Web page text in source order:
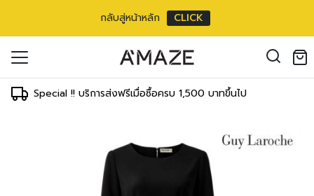
กลับสู่หน้าหลัก CLICK
Special !! บริการส่งฟรีเมื่อซื้อครบ 1,500 บาทขึ้นไป
in the cart.
address*
ณเพื่อรองรับประสบการณ์การใช้งาน
รวมถึงจุดประสงค์อื่นๆ ตาม